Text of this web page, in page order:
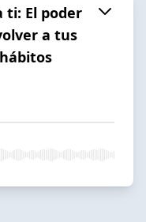
ti: El poder
a tus